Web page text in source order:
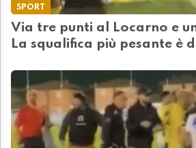
SPORT
Via tre punti al Locarno e
La squalifica più pesante è